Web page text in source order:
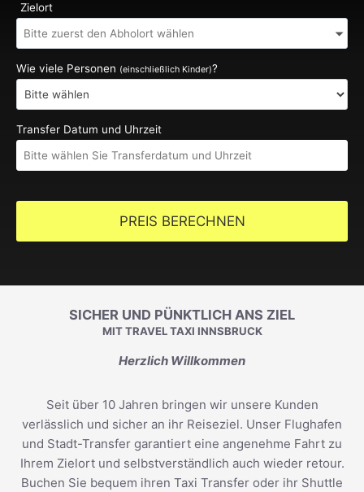
Zielort
Wie viele Personen (einschließlich Kinder)?
Transfer Datum und Uhrzeit
PREIS BERECHNEN
SICHER UND PÜNKTLICH ANS ZIEL
MIT TRAVEL TAXI INNSBRUCK
Herzlich Willkommen
Seit über 10 Jahren bringen wir unsere Kunden
verlässlich und sicher an ihr Reiseziel. Unser Flughafen
und Stadt-Transfer garantiert eine angenehme Fahrt zu
Ihrem Zielort und selbstverständlich auch wieder retour.
Buchen Sie bequem ihren Taxi Transfer oder ihr Shuttle